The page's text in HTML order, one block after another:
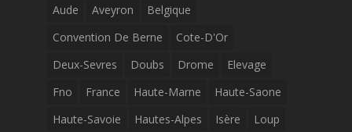
Aude
Aveyron
Belgique
Convention De Berne
Cote-D'Or
Deux-Sevres
Doubs Drome
Elevage
Fno
France Haute-Marne
Haute-Saone
Haute-Savoie
Hautes-Alpes Isère
Loup